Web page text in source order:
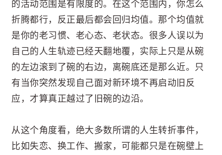
的活动范围是有限度的。在这个范围内，你怎么
折腾都行，反正最后都会回归均值。那个均值就
是你的老习惯、老心态、老状态。很多人误以为
自己的人生轨迹已经天翻地覆，实际上只是从碗
的左边滚到了碗的右边，离碗底还是那么近。只
有当你突然发现自己面对新环境不再启动旧反
应，才算真正越过了旧碗的边沿。
从这个角度看，绝大多数所谓的人生转折事件，
比如失恋、换工作、搬家，可能都只是在碗壁上